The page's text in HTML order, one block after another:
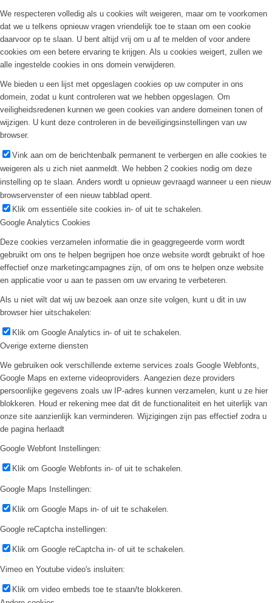
We respecteren volledig als u cookies wilt weigeren, maar om te voorkomen
dat we u telkens opnieuw vragen vriendelijk toe te staan om een cookie
daarvoor op te slaan. U bent altijd vrij om u af te melden of voor andere
cookies om een betere ervaring te krijgen. Als u cookies weigert, zullen we
alle ingestelde cookies in ons domein verwijderen.
We bieden u een lijst met opgeslagen cookies op uw computer in ons
domein, zodat u kunt controleren wat we hebben opgeslagen. Om
veiligheidsredenen kunnen we geen cookies van andere domeinen tonen of
wijzigen. U kunt deze controleren in de beveiligingsinstellingen van uw
browser.
Vink aan om de berichtenbalk permanent te verbergen en alle cookies te
weigeren als u zich niet aanmeldt. We hebben 2 cookies nodig om deze
instelling op te slaan. Anders wordt u opnieuw gevraagd wanneer u een nieuw
browservenster of een nieuw tabblad opent.
Klik om essentiële site cookies in- of uit te schakelen.
Google Analytics Cookies
Deze cookies verzamelen informatie die in geaggregeerde vorm wordt
gebruikt om ons te helpen begrijpen hoe onze website wordt gebruikt of hoe
effectief onze marketingcampagnes zijn, of om ons te helpen onze website
en applicatie voor u aan te passen om uw ervaring te verbeteren.
Als u niet wilt dat wij uw bezoek aan onze site volgen, kunt u dit in uw
browser hier uitschakelen:
Klik om Google Analytics in- of uit te schakelen.
Overige externe diensten
We gebruiken ook verschillende externe services zoals Google Webfonts,
Google Maps en externe videoproviders. Aangezien deze providers
persoonlijke gegevens zoals uw IP-adres kunnen verzamelen, kunt u ze hier
blokkeren. Houd er rekening mee dat dit de functionaliteit en het uiterlijk van
onze site aanzienlijk kan verminderen. Wijzigingen zijn pas effectief zodra u
de pagina herlaadt
Google Webfont Instellingen:
Klik om Google Webfonts in- of uit te schakelen.
Google Maps Instellingen:
Klik om Google Maps in- of uit te schakelen.
Google reCaptcha instellingen:
Klik om Google reCaptcha in- of uit te schakelen.
Vimeo en Youtube video's insluiten:
Klik om video embeds toe te staan/te blokkeren.